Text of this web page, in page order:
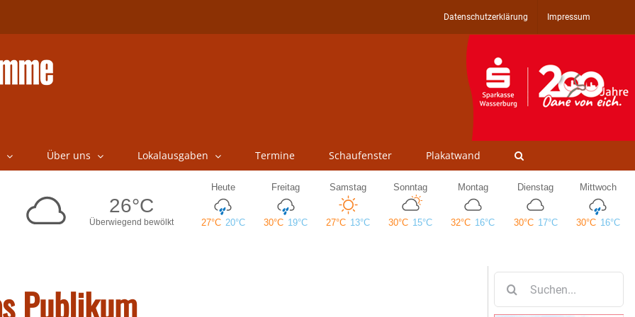
Datenschutzerklärung Impressum
Über uns Lokalausgaben Termine Schaufenster Plakatwand
Publikum
nach: